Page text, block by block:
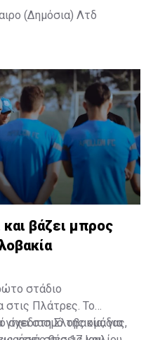
(Δημόσια) Λτδ
βάζει μπρος
στάδιο
στις Πλάτρες. Το
στη Σλοβακία, για
σχεδιασμό της ομάδας,